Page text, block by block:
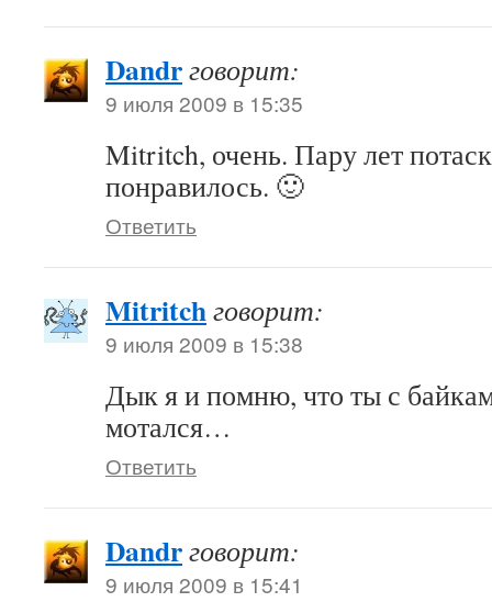
Dandrговорит:
9 июля 2009 в 15:35
Mitritch, очень. Пару лет
понравилось. 🙂
Ответить
Mitritchговорит:
9 июля 2009 в 15:38
Дык я и помню, что ты с
мотался…
Ответить
Dandrговорит:
9 июля 2009 в 15:41